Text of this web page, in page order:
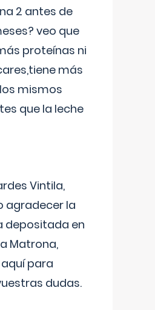
2 antes de
veo que
proteínas ni
más
mismos
que la leche
Vintila,
agradecer la
depositada en
Matrona,
para
dudas.